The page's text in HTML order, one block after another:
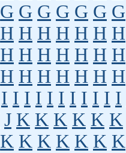
G G G G G G G
H H H H H H H
H H H H H H H
H H H H H H H
I I I I I I I I I I I
J K K K K K K
K K K K K K K